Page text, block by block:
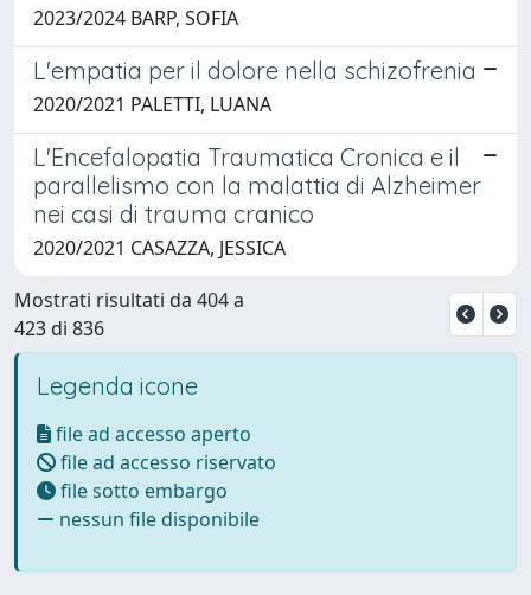
2023/2024 BARP, SOFIA
L'empatia per il dolore nella schizofrenia
2020/2021 PALETTI, LUANA
L'Encefalopatia Traumatica Cronica e il
parallelismo con la malattia di Alzheimer
nei casi di trauma cranico
2020/2021 CASAZZA, JESSICA
Mostrati risultati da 404 a
423 di 836
Legenda icone
file ad accesso aperto
file ad accesso riservato
file sotto embargo
nessun file disponibile